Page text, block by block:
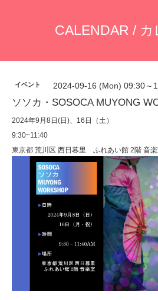
CALENDAR /
イベント 2024-09-16 (Mon) 09:30～
ソソカ・SOSOCA MUYONG
2024年9月8日(日)、16日（土）
9:30~11:40
東京都 荒川区 西日暮里 ふれあい館 2階 音